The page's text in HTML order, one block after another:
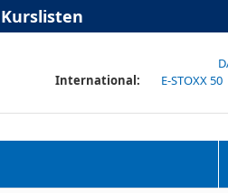
Kurslisten
International:
E-STOXX 50